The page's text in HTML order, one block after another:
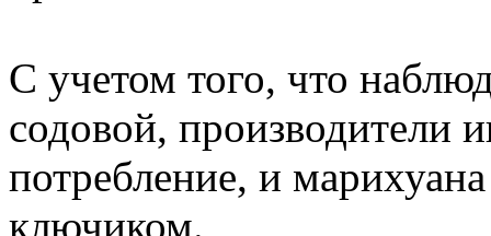
С учетом того, что
содовой, производители
потребление, и
ключиком.